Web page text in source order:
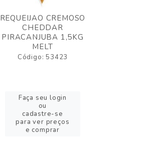
REQUEIJAO CREMOSO
CHEDDAR
PIRACANJUBA 1,5KG
MELT
Código: 53423
Faça seu login
ou
cadastre-se
para ver preços
e comprar